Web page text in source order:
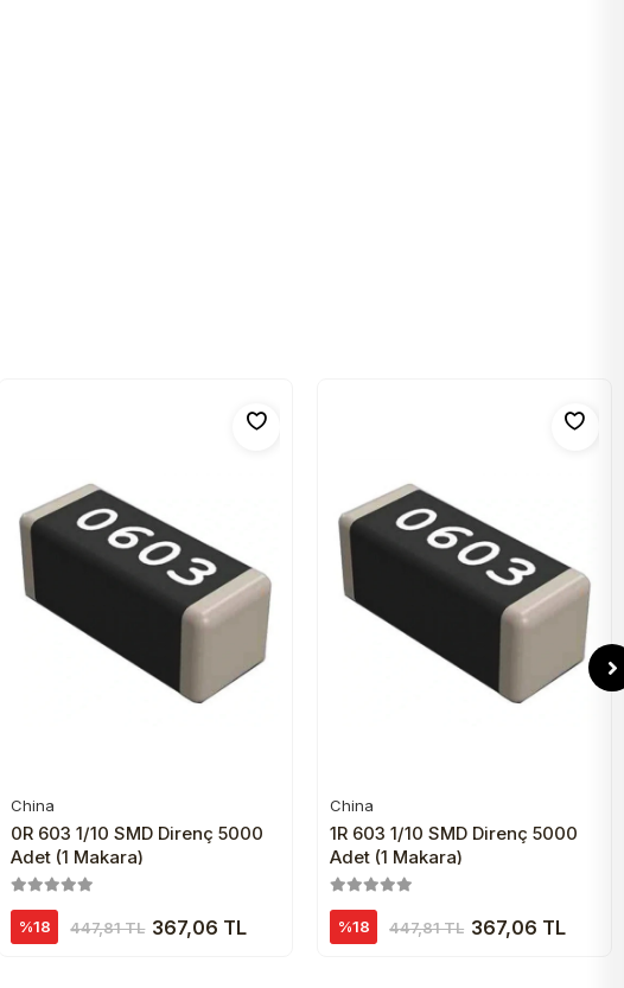
Sepete Ekle
China
0R 603 1/10 SMD Direnç 5000
Adet (1 Makara)
%18 447,81 TL 367,06 TL
Sepete Ekle
China
1R 603 1/10 SMD Direnç 5000
Adet (1 Makara)
%18 447,81 TL 367,06 TL